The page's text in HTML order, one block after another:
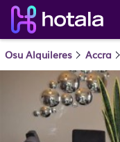
Osu Alquileres Accra